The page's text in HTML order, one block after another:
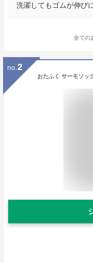
洗濯してもゴムが伸び
全ての
no. 2